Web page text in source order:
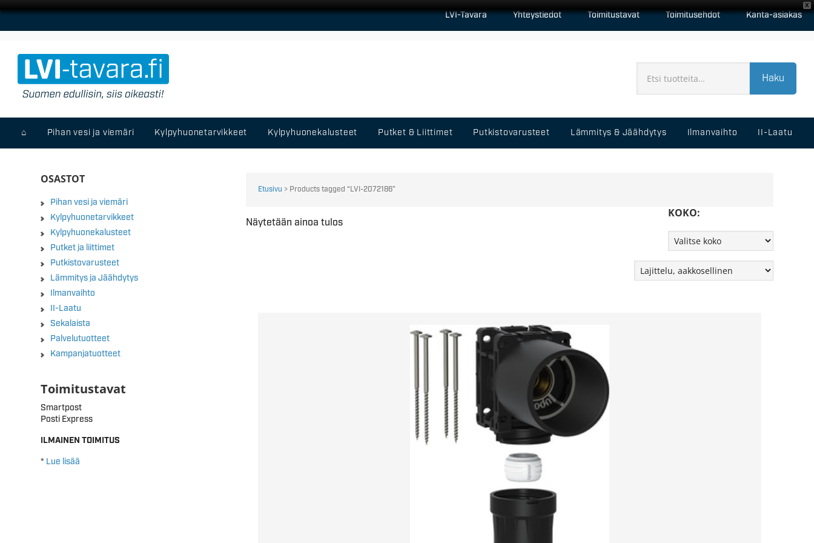
X
LVI-Tavara Yhteystiedot Toimitustavat Toimitusehdot Kanta-asiakas
Haku
⌂ Pihan vesi ja viemäri Kylpyhuonetarvikkeet Kylpyhuonekalusteet Putket & Liittimet Putkistovarusteet Lämmitys & Jäähdytys Ilmanvaihto II-Laatu
Etusivu > Products tagged “LVI-2072186”
KOKO:
Näytetään ainoa tulos
OSASTOT
Pihan vesi ja viemäri
Kylpyhuonetarvikkeet
Kylpyhuonekalusteet
Putket ja liittimet
Putkistovarusteet
Lämmitys ja Jäähdytys
Ilmanvaihto
II-Laatu
Sekalaista
Palvelutuotteet
Kampanjatuotteet
Toimitustavat
Smartpost
Posti Express
ILMAINEN TOIMITUS
* Lue lisää